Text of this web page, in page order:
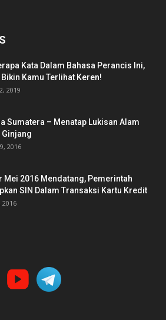
Kata Dalam Bahasa Perancis Ini,
Bikin Kamu Terlihat Keren!
2019
Sumatera – Menatap Lukisan Alam
Ginjang
2016
Mei 2016 Mendatang, Pemerintah
SIN Dalam Transaksi Kartu Kredit
2016